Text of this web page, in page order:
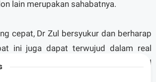
lain merupakan sahabatnya.
cepat, Dr Zul bersyukur dan berharap
ini juga dapat terwujud dalam real
hasil quick countini betul-betul